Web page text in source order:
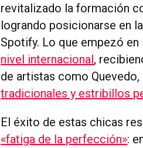
revitalizado la formación
logrando posicionarse en
Spotify. Lo que empezó en
nivel internacional,
de artistas como
tradicionales y estribillos
El éxito de estas chicas
«fatiga de la perfección»: